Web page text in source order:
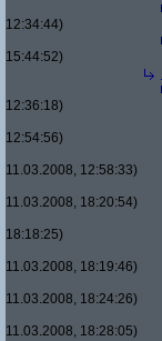
12:34:44)
15:44:52)
12:36:18)
12:54:56)
11.03.2008, 12:58:33)
11.03.2008, 18:20:54)
18:18:25)
11.03.2008, 18:19:46)
11.03.2008, 18:24:26)
11.03.2008, 18:28:05)